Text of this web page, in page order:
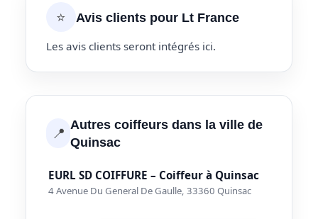
⭐ Avis clients pour Lt France
Les avis clients seront intégrés ici.
📍 Autres coiffeurs dans la ville de
Quinsac
EURL SD COIFFURE – Coiffeur à Quinsac
4 Avenue Du General De Gaulle, 33360 Quinsac